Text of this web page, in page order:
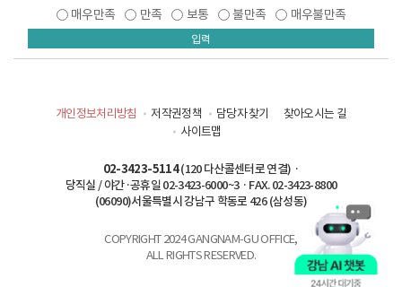
매우만족 만족 보통 불만족 매우불만족
입력
개인정보처리방침 저작권정책 담당자 찾기
찾아오시는 길
사이트맵
02-3423-5114(120 다산콜센터로 연결) ·
당직실 / 야간·공휴일 02-3423-6000~3 · FAX. 02-3423-8800
(06090)서울특별시 강남구 학동로 426 (삼성동)
COPYRIGHT 2024 GANGNAM-GU OFFICE,
ALL RIGHTS RESERVED.